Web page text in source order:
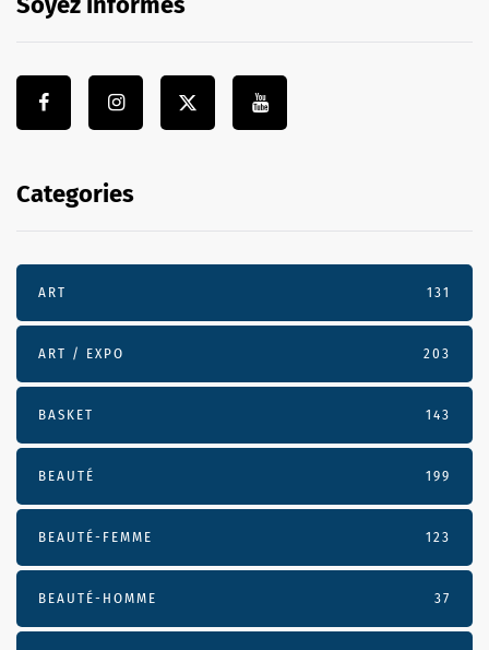
Categories
ART 131
ART / EXPO 203
BASKET 143
BEAUTÉ 199
BEAUTÉ-FEMME 123
BEAUTÉ-HOMME 37